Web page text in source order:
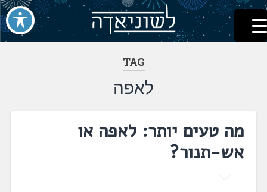
דלג
לתוכן
לשוניאדה
עברית. לשון. שפה
TAG
לאפה
מה טעים יותר: לאפה או
אש-תנור?